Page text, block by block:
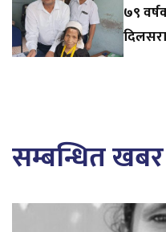
७९
सम्बन्धित खबर